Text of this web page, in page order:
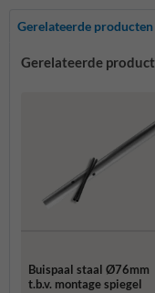
Gerelateerde producten
Gerelateerde
Buispaal staal Ø76mm
t.b.v. montage spiegel